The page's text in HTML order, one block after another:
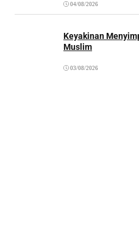
04/08/2026
Keyakinan
Muslim
03/08/2026